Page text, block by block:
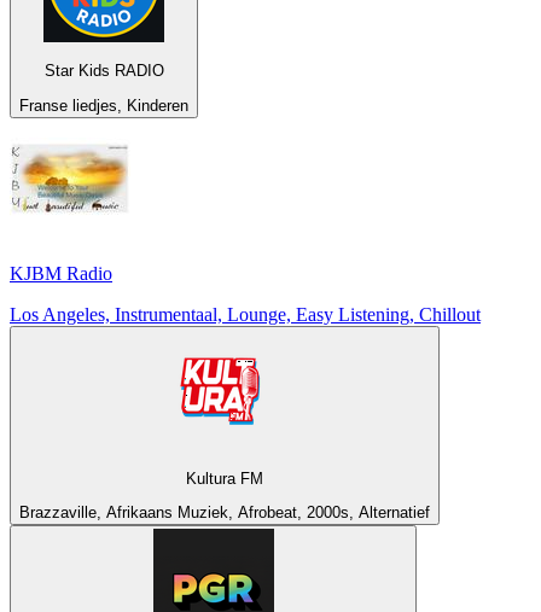
Star Kids RADIO
Franse liedjes, Kinderen
KJBM Radio
Los Angeles, Instrumentaal, Lounge, Easy Listening, Chillout
Kultura FM
Brazzaville, Afrikaans Muziek, Afrobeat, 2000s, Alternatief